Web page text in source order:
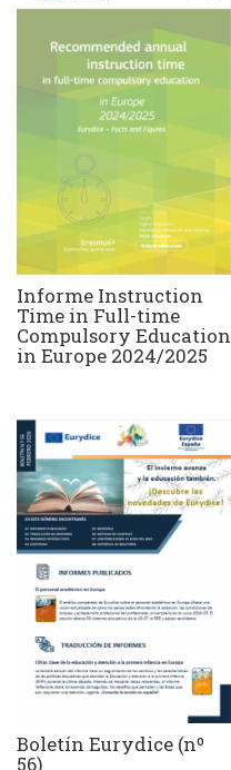
Informe Instruction
Time in Full-time
Compulsory Education
in Europe 2024/2025
Boletín Eurydice (nº
56)